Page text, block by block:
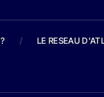
/ LE RESEAU